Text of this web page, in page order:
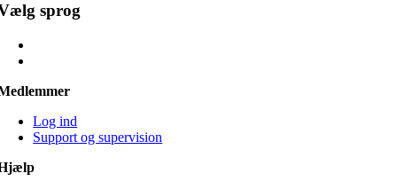
sprog
Log ind
Support og supervision